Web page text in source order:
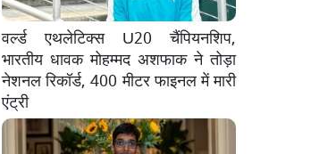
वर्ल्ड एथलेटिक्स U20 चैंपियनशिप,
भारतीय धावक मोहम्मद अशफाक ने तोड़ा
नेशनल रिकॉर्ड, 400 मीटर फाइनल में मारी
एंट्री